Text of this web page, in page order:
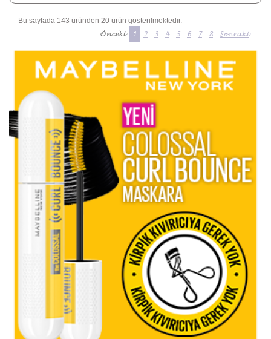
Bu sayfada 143 üründen 20 ürün gösterilmektedir.
Önceki 1 2 3 4 5 6 7 8 Sonraki